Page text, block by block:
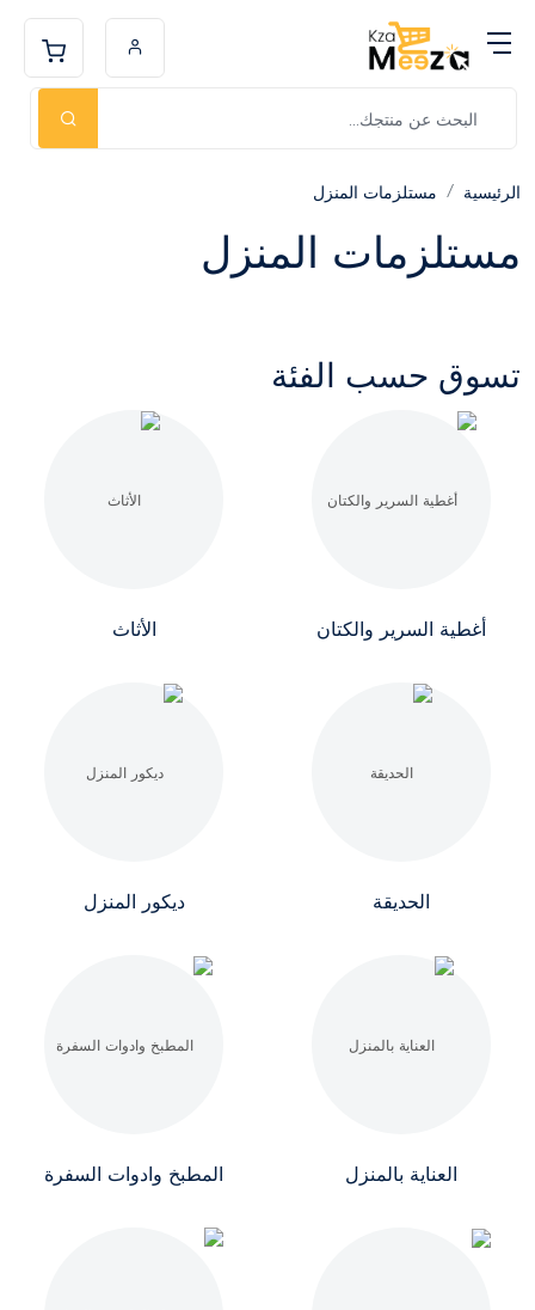
الرئيسية مستلزمات المنزل
مستلزمات المنزل
تسوق حسب الفئة
أغطية السرير والكتان الأثاث
الحديقة ديكور المنزل
العناية بالمنزل المطبخ وادوات السفرة